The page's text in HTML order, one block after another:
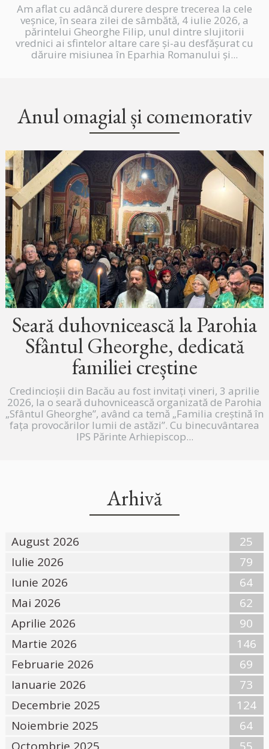
Am aflat cu adâncă durere despre trecerea la cele
veșnice, în seara zilei de sâmbătă, 4 iulie 2026, a
părintelui Gheorghe Filip, unul dintre slujitorii
vrednici ai sfintelor altare care și-au desfășurat cu
dăruire misiunea în Eparhia Romanului și...
Anul omagial și comemorativ
Seară duhovnicească la Parohia
Sfântul Gheorghe, dedicată
familiei creștine
Credincioșii din Bacău au fost invitați vineri, 3 aprilie
2026, la o seară duhovnicească organizată de Parohia
„Sfântul Gheorghe”, având ca temă „Familia creștină în
fața provocărilor lumii de astăzi”. Cu binecuvântarea
IPS Părinte Arhiepiscop...
Arhivă
August 2026
25
Iulie 2026
79
Iunie 2026
64
Mai 2026
62
Aprilie 2026
90
Martie 2026
146
Februarie 2026
69
Ianuarie 2026
73
Decembrie 2025
124
Noiembrie 2025
64
Octombrie 2025
55